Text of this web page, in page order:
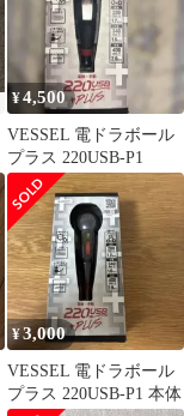
¥4,500
VESSEL 電ドラボール
プラス 220USB-P1
¥3,000
VESSEL 電ドラボール
プラス 220USB-P1 本体